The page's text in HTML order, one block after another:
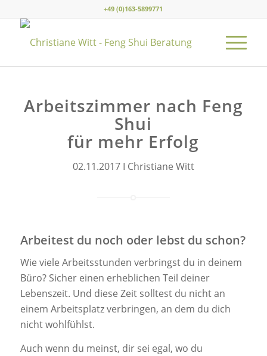
+49 (0)163-5899771
Arbeitszimmer nach Feng
Shui
für mehr Erfolg
02.11.2017 I Christiane Witt
Arbeitest du noch oder lebst du schon?
Wie viele Arbeitsstunden verbringst du in deinem
Büro? Sicher einen erheblichen Teil deiner
Lebenszeit. Und diese Zeit solltest du nicht an
einem Arbeitsplatz verbringen, an dem du dich
nicht wohlfühlst.
Auch wenn du meinst, dir sei egal, wo du